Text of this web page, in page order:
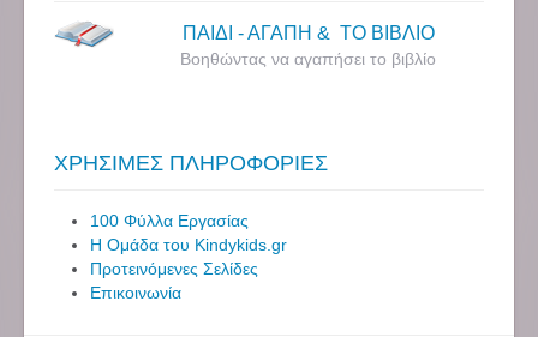
ΠΑΙΔΙ - ΑΓΑΠΗ & ΤΟ ΒΙΒΛΙΟ
Βοηθώντας να αγαπήσει το βιβλίο
ΧΡΗΣΙΜΕΣ ΠΛΗΡΟΦΟΡΙΕΣ
100 Φύλλα Εργασίας
Η Ομάδα του Kindykids.gr
Προτεινόμενες Σελίδες
Επικοινωνία